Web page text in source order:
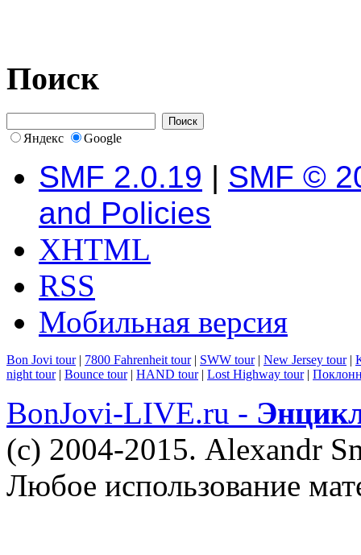
Поиск
Яндекс Google
SMF 2.0.19 | SMF ©
and Policies
XHTML
RSS
Мобильная версия
Bon Jovi tour| 7800 Fahrenheit tour| SWW tour| New Jersey tour|
night tour| Bounce tour| HAND tour| Lost Highway tour|
BonJovi-LIVE.ru -
(c) 2004-2015. Alexandr
Любое использование